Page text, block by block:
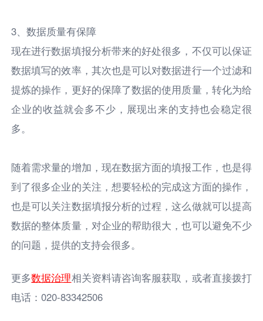
3、数据质量有保障
现在进行数据填报分析带来的好处很多，不仅可以保证
数据填写的效率，其次也是可以对数据进行一个过滤和
提炼的操作，更好的保障了数据的使用质量，转化为给
企业的收益就会多不少，展现出来的支持也会稳定很
多。
随着需求量的增加，现在数据方面的填报工作，也是得
到了很多企业的关注，想要轻松的完成这方面的操作，
也是可以关注数据填报分析的过程，这么做就可以提高
数据的整体质量，对企业的帮助很大，也可以避免不少
的问题，提供的支持会很多。
更多数据治理相关资料请咨询客服获取，或者直接拨打
电话：020-83342506